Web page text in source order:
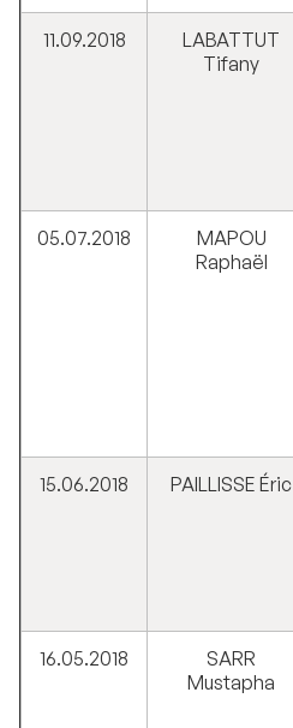
11.09.2018
LABATTUT
Tifany
05.07.2018
MAPOU
Raphaël
15.06.2018 PAILLISSE Éric
16.05.2018
SARR
Mustapha